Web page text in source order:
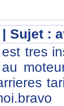
| Sujet :
tres